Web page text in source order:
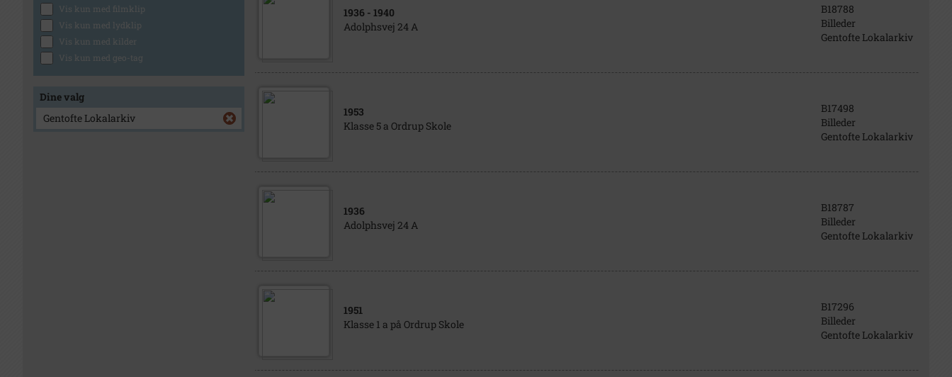
Vis kun med filmklip
Vis kun med lydklip
Vis kun med kilder
Vis kun med geo-tag
Dine valg
Gentofte Lokalarkiv
1936 - 1940
Adolphsvej 24 A
B18788
Billeder
Gentofte Lokalarkiv
1953
Klasse 5 a Ordrup Skole
B17498
Billeder
Gentofte Lokalarkiv
1936
Adolphsvej 24 A
B18787
Billeder
Gentofte Lokalarkiv
1951
Klasse 1 a på Ordrup Skole
B17296
Billeder
Gentofte Lokalarkiv